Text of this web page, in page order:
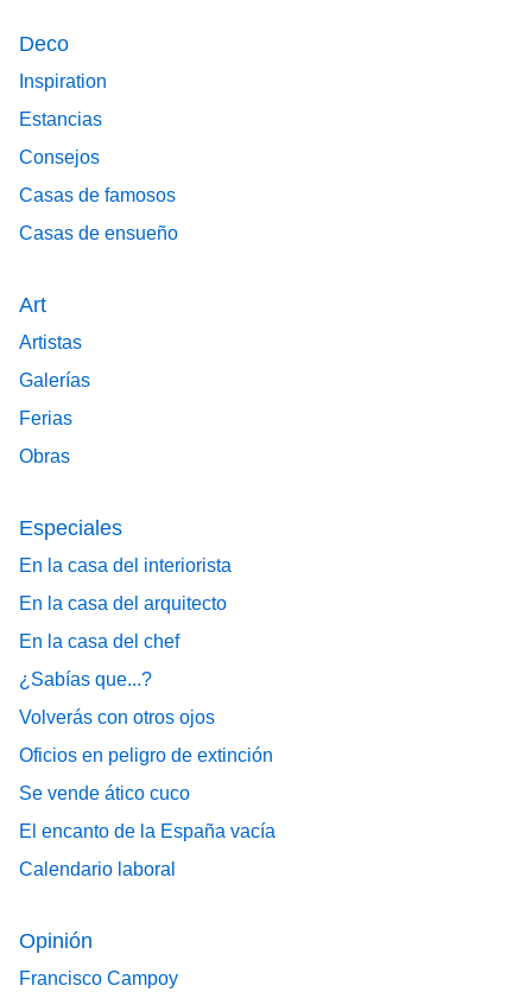
Deco
Inspiration
Estancias
Consejos
Casas de famosos
Casas de ensueño
Art
Artistas
Galerías
Ferias
Obras
Especiales
En la casa del interiorista
En la casa del arquitecto
En la casa del chef
¿Sabías que...?
Volverás con otros ojos
Oficios en peligro de extinción
Se vende ático cuco
El encanto de la España vacía
Calendario laboral
Opinión
Francisco Campoy